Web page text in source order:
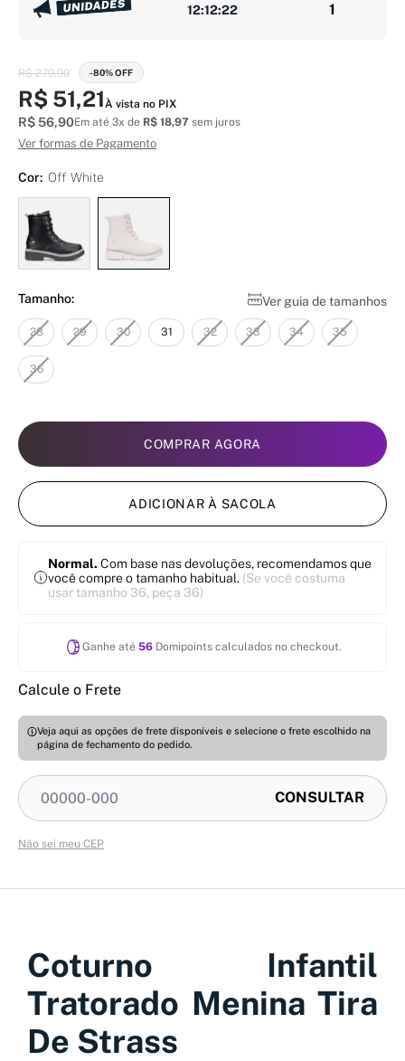
12:12:21 1
R$ 279,90 -80% OFF
R$ 51,21À vista no PIX
R$ 56,90Em até 3x de R$ 18,97 sem juros
Ver formas de Pagamento
Cor: Off White
Ver guia de tamanhos
Tamanho:
28 29 30 31 32 33 34 35
36
COMPRAR AGORA
ADICIONAR À SACOLA
Normal. Com base nas devoluções, recomendamos que
você compre o tamanho habitual. (Se você costuma
usar tamanho 36, peça 36)
Ganhe até 56Domipoints calculados no checkout.
Calcule o Frete
Veja aqui as opções de frete disponíveis e selecione o frete escolhido na
página de fechamento do pedido.
Não sei meu CEP
Coturno Infantil
Tratorado Menina Tira
De Strass